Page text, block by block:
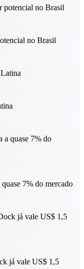
no Brasil
quase 7% do mercado
já vale US$ 1,5